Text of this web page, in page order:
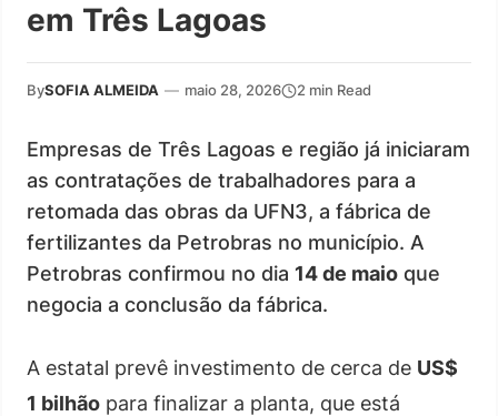
em Três Lagoas
BySOFIA ALMEIDA — maio 28, 2026 2 min Read
Empresas de Três Lagoas e região já iniciaram
as contratações de trabalhadores para a
retomada das obras da UFN3, a fábrica de
fertilizantes da Petrobras no município. A
Petrobras confirmou no dia 14 de maio que
negocia a conclusão da fábrica.
A estatal prevê investimento de cerca de US$
1 bilhão para finalizar a planta, que está